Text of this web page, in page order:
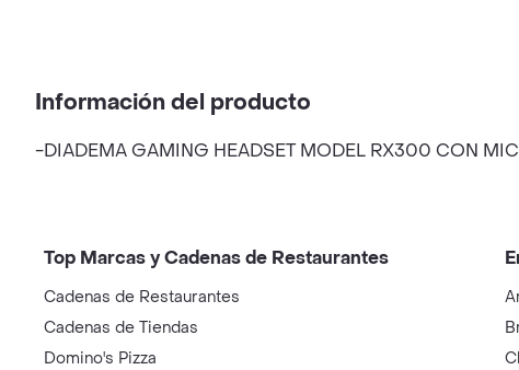
Información del producto
-DIADEMA GAMING HEADSET MODEL RX300 CON
Top Marcas y Cadenas de Restaurantes
Cadenas de Restaurantes
Cadenas de Tiendas
Domino's Pizza